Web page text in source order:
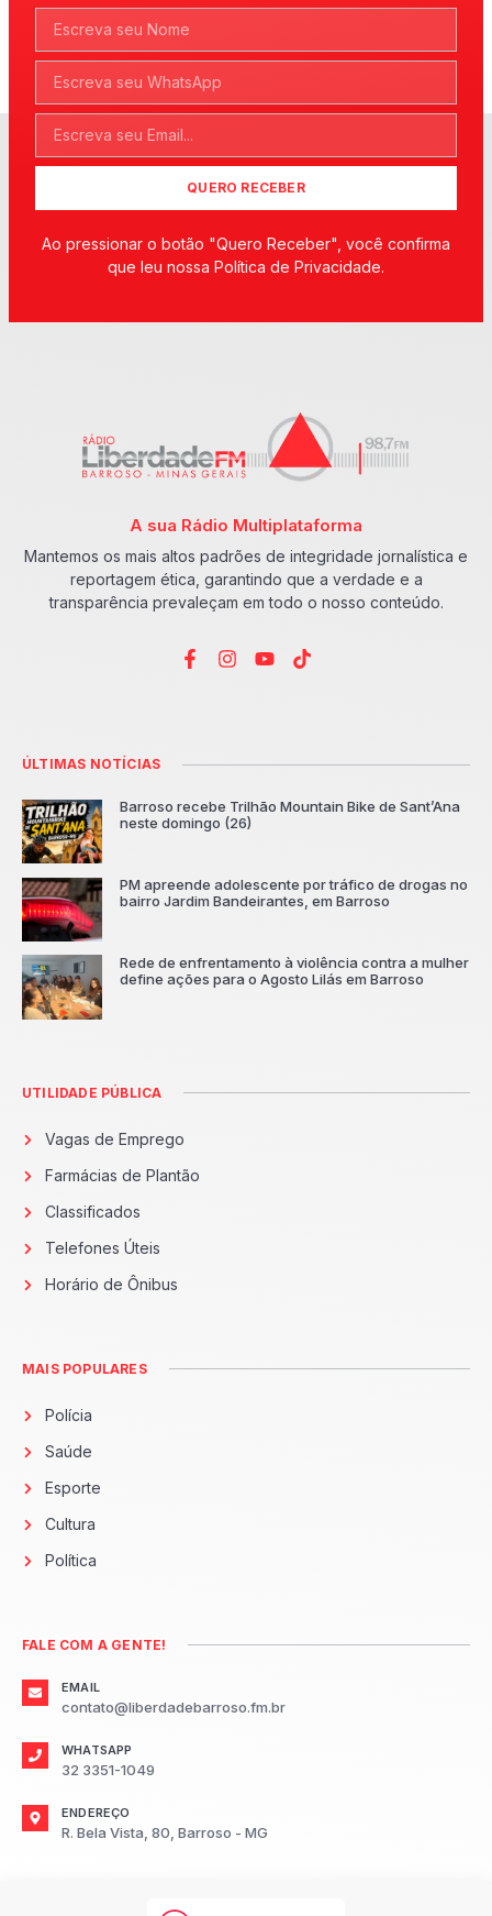
QUERO RECEBER
Ao pressionar o botão "Quero Receber", você confirma
que leu nossa Política de Privacidade.
A sua Rádio Multiplataforma
Mantemos os mais altos padrões de integridade jornalística e
reportagem ética, garantindo que a verdade e a
transparência prevaleçam em todo o nosso conteúdo.
ÚLTIMAS NOTÍCIAS
Barroso recebe Trilhão Mountain Bike de Sant’Ana
neste domingo (26)
PM apreende adolescente por tráfico de drogas no
bairro Jardim Bandeirantes, em Barroso
Rede de enfrentamento à violência contra a mulher
define ações para o Agosto Lilás em Barroso
UTILIDADE PÚBLICA
Vagas de Emprego
Farmácias de Plantão
Classificados
Telefones Úteis
Horário de Ônibus
MAIS POPULARES
Polícia
Saúde
Esporte
Cultura
Política
FALE COM A GENTE!
EMAIL
contato@liberdadebarroso.fm.br
WHATSAPP
32 3351-1049
ENDEREÇO
R. Bela Vista, 80, Barroso - MG